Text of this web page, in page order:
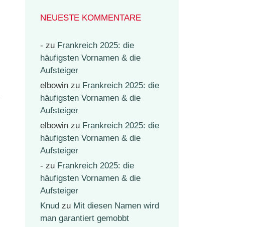
NEUESTE KOMMENTARE
- zu Frankreich 2025: die
häufigsten Vornamen & die
Aufsteiger
elbowin zu Frankreich 2025: die
häufigsten Vornamen & die
Aufsteiger
elbowin zu Frankreich 2025: die
häufigsten Vornamen & die
Aufsteiger
- zu Frankreich 2025: die
häufigsten Vornamen & die
Aufsteiger
Knud zu Mit diesen Namen wird
man garantiert gemobbt